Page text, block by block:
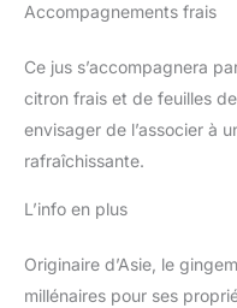
Accompagnements frais
Ce jus s’accompagnera
citron frais et de feuilles
envisager de l’associer à
rafraîchissante.
L’info en plus
Originaire d’Asie, le
millénaires pour ses